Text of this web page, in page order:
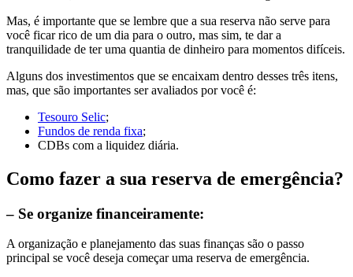
Mas, é importante que se lembre que a sua reserva não serve para
você ficar rico de um dia para o outro, mas sim, te dar a
tranquilidade de ter uma quantia de dinheiro para momentos difíceis.
Alguns dos investimentos que se encaixam dentro desses três itens,
mas, que são importantes ser avaliados por você é:
Tesouro Selic;
Fundos de renda fixa;
CDBs com a liquidez diária.
Como fazer a sua reserva de emergência?
– Se organize financeiramente:
A organização e planejamento das suas finanças são o passo
principal se você deseja começar uma reserva de emergência.